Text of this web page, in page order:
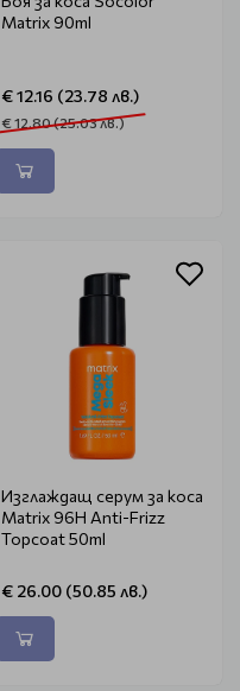
Matrix 90ml
€ 12.16 (23.78 лв.)
€ 12.80 (25.03 лв.)
Изглаждащ серум за коса
Matrix 96H Anti-Frizz
Topcoat 50ml
€ 26.00 (50.85 лв.)